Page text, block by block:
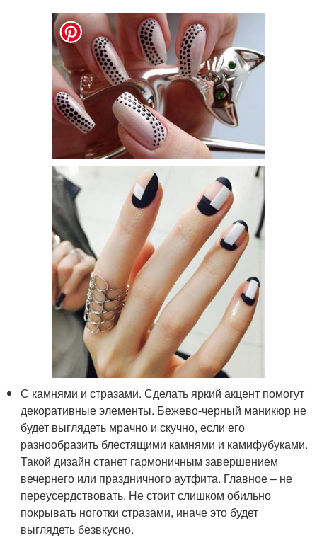
С камнями и стразами. Сделать яркий акцент помогут
декоративные элементы. Бежево-черный маникюр не
будет выглядеть мрачно и скучно, если его
разнообразить блестящими камнями и камифубуками.
Такой дизайн станет гармоничным завершением
вечернего или праздничного аутфита. Главное – не
переусердствовать. Не стоит слишком обильно
покрывать ноготки стразами, иначе это будет
выглядеть безвкусно.